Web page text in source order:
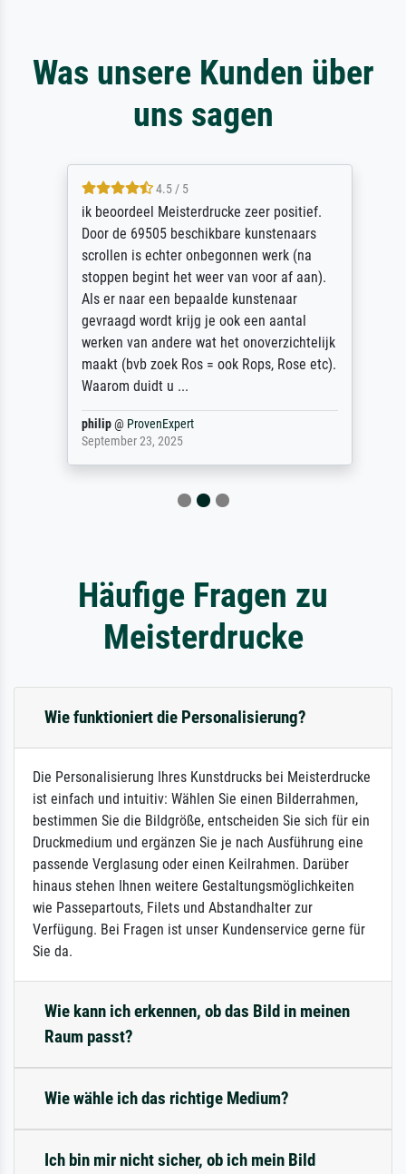
Was unsere Kunden über
uns sagen
4.5 / 5
ik beoordeel Meisterdrucke zeer positief.
Door de 69505 beschikbare kunstenaars
scrollen is echter onbegonnen werk (na
stoppen begint het weer van voor af aan).
Als er naar een bepaalde kunstenaar
gevraagd wordt krijg je ook een aantal
werken van andere wat het onoverzichtelijk
maakt (bvb zoek Ros = ook Rops, Rose etc).
Waarom duidt u ...
philip@ProvenExpert
September 23, 2025
Häufige Fragen zu
Meisterdrucke
Wie funktioniert die Personalisierung?
Die Personalisierung Ihres Kunstdrucks bei Meisterdrucke
ist einfach und intuitiv: Wählen Sie einen Bilderrahmen,
bestimmen Sie die Bildgröße, entscheiden Sie sich für ein
Druckmedium und ergänzen Sie je nach Ausführung eine
passende Verglasung oder einen Keilrahmen. Darüber
hinaus stehen Ihnen weitere Gestaltungsmöglichkeiten
wie Passepartouts, Filets und Abstandhalter zur
Verfügung. Bei Fragen ist unser Kundenservice gerne für
Sie da.
Wie kann ich erkennen, ob das Bild in meinen
Raum passt?
Wie wähle ich das richtige Medium?
Ich bin mir nicht sicher, ob ich mein Bild